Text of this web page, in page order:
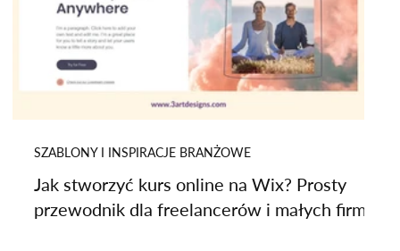
Jak stworzyć kurs online na Wix? Prosty
przewodnik dla freelancerów i małych firm
SZABLONY I INSPIRACJE BRANŻOWE